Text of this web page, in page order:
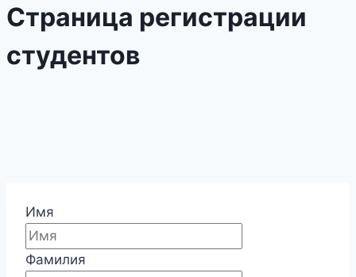
Страница регистрации
студентов
Имя
Фамилия